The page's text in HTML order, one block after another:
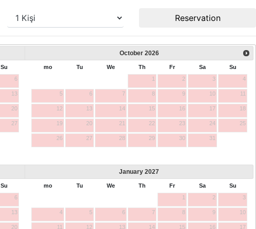
Reservation
Su
6
13
20
27
October 2026
mo Tu We Th Fr Sa
Su
1
2 3 4
5 6 7 8 9 10 11
12 13 14 15 16 17 18
19 20 21 22 23 24 25
26 27 28 29 30 31
Su
6
13
20
January 2027
mo Tu We Th Fr Sa
Su
1
2 3
4 5 6 7 8 9 10
11 12 13 14 15 16 17